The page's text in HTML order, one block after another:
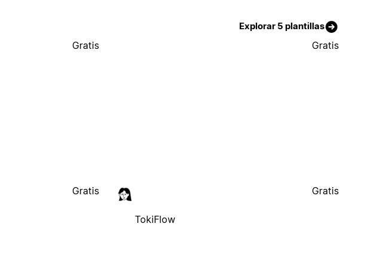
Explorar 5 plantillas
Gratis Gratis
Gratis
TokiFlow
Gratis